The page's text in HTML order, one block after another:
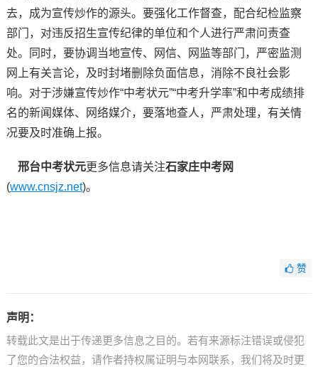
去，成为宣传炒作的源头。要强化工作督查，配合纪检监察
部门，对违反招生宣传纪律的单位和个人进行严肃问责查
处。同时，要协调当地宣传、网信、网监等部门，严密监测
网上有关言论，及时封堵删除负面信息，消除不良社会影
响。对于涉嫌宣传炒作“中考状元”“中考升学率”和中考成绩排
名的新闻媒体、网络媒介，要落地查人，严肃处理，有关情
况要及时准确上报。
邢台中考状元更多信息请关注石家庄中考网
(www.cnsjz.net)。
赞
声明：
转载此文是出于传递更多信息之目的。若有来源标注错误或侵犯
了您的合法权益，请作者持权属证明与本网联系，我们将及时更